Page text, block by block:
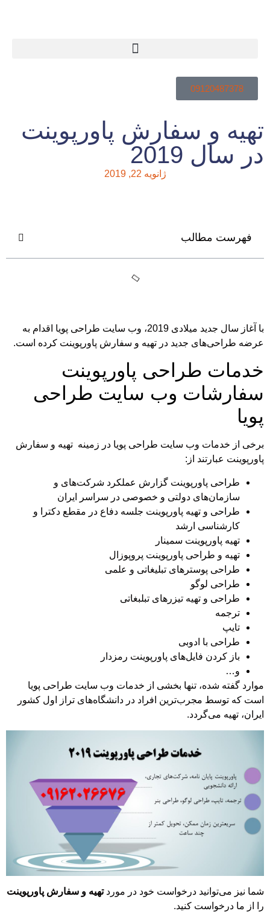
09120487378
و سفارش پاورپوینت
سال 2019
ژانویه 22, 2019
فهرست مطالب
با آغاز سال جدید میلادی 2019، وب سایت طراحی پویا اقدام به
طراحی‌های جدید در تهیه و سفارش پاورپوینت کرده است.
طراحی پاورپوینت
وب سایت طراحی
از خدمات وب سایت طراحی پویا در زمینه تهیه و سفارش
عبارتند از:
طراحی پاورپوینت گزارش عملکرد شرکت‌های و
سازمان‌های دولتی و خصوصی در سراسر ایران
طراحی و تهیه پاورپوینت جلسه دفاع در مقطع دکترا و
کارشناسی ارشد
تهیه پاورپوینت سمینار
تهیه و طراحی پاورپوینت پروپوزال
طراحی پوسترهای تبلیغاتی و علمی
طراحی لوگو
طراحی و تهیه تیزرهای تبلبغاتی
ترجمه
تایپ
طراحی با ادوبی
باز کردن فایل‌های پاورپوینت رمزدار
و…
گفته شده، تنها بخشی از خدمات وب سایت طراحی پویا
که توسط مجرب‌ترین افراد در دانشگاه‌های تراز اول کشور
تهیه می‌گردد.
نیز می‌توانید درخواست خود در موردتهیه و سفارش پاورپوینت
ما درخواست کنید.